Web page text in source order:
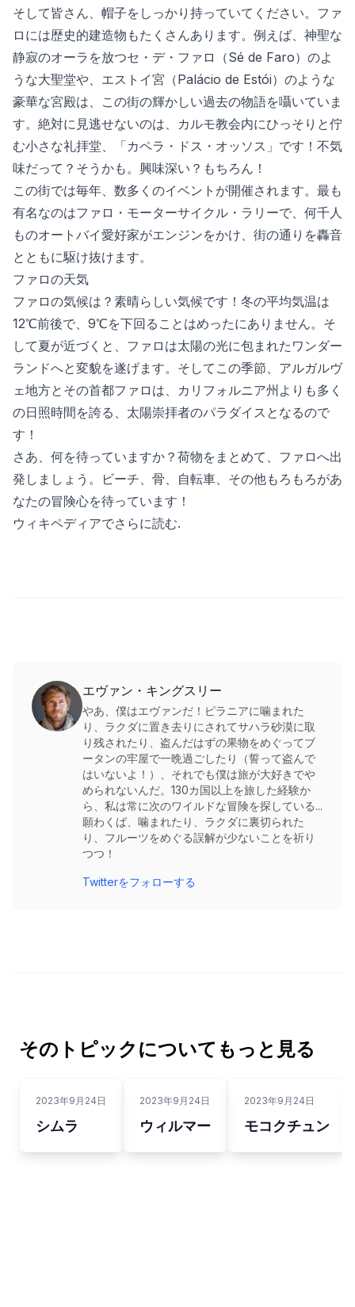
そして皆さん、帽子をしっかり持っていてください。ファ
ロには歴史的建造物もたくさんあります。例えば、神聖な
静寂のオーラを放つセ・デ・ファロ（Sé de Faro）のよ
うな大聖堂や、エストイ宮（Palácio de Estói）のような
豪華な宮殿は、この街の輝かしい過去の物語を囁いていま
す。絶対に見逃せないのは、カルモ教会内にひっそりと佇
む小さな礼拝堂、「カペラ・ドス・オッソス」です！不気
味だって？そうかも。興味深い？もちろん！
この街では毎年、数多くのイベントが開催されます。最も
有名なのはファロ・モーターサイクル・ラリーで、何千人
ものオートバイ愛好家がエンジンをかけ、街の通りを轟音
とともに駆け抜けます。
ファロの天気
ファロの気候は？素晴らしい気候です！冬の平均気温は
12℃前後で、9℃を下回ることはめったにありません。そ
して夏が近づくと、ファロは太陽の光に包まれたワンダー
ランドへと変貌を遂げます。そしてこの季節、アルガルヴ
ェ地方とその首都ファロは、カリフォルニア州よりも多く
の日照時間を誇る、太陽崇拝者のパラダイスとなるので
す！
さあ、何を待っていますか？荷物をまとめて、ファロへ出
発しましょう。ビーチ、骨、自転車、その他もろもろがあ
なたの冒険心を待っています！
ウィキペディアでさらに読む.
エヴァン・キングスリー
やあ、僕はエヴァンだ！ピラニアに噛まれた
り、ラクダに置き去りにされてサハラ砂漠に取
り残されたり、盗んだはずの果物をめぐってブ
ータンの牢屋で一晩過ごしたり（誓って盗んで
はいないよ！）、それでも僕は旅が大好きでや
められないんだ。130カ国以上を旅した経験か
ら、私は常に次のワイルドな冒険を探している...
願わくば、噛まれたり、ラクダに裏切られた
り、フルーツをめぐる誤解が少ないことを祈り
つつ！
Twitterをフォローする
そのトピックについてもっと見る
2023年9月24日
シムラ
2023年9月24日
ウィルマー
2023年9月24日
モコクチュン